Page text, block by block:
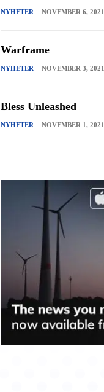
NYHETER NOVEMBER 6, 2021
Warframe
NYHETER NOVEMBER 3, 2021
Bless Unleashed
NYHETER NOVEMBER 1, 2021